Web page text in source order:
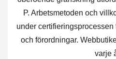
P. Arbetsmetoden och
under
och förordningar.
varje